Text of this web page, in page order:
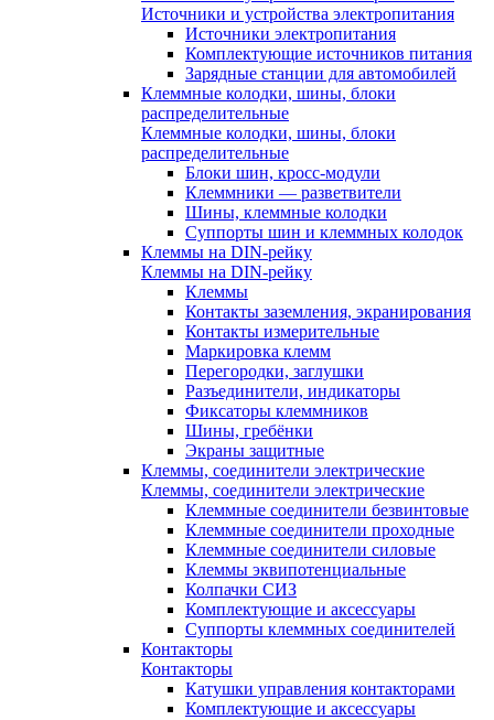
Источники и устройства электропитания
Источники электропитания
Комплектующие источников питания
Зарядные станции для автомобилей
Клеммные колодки, шины, блоки
распределительные
Клеммные колодки, шины, блоки
распределительные
Блоки шин, кросс-модули
Клеммники — разветвители
Шины, клеммные колодки
Суппорты шин и клеммных колодок
Клеммы на DIN-рейку
Клеммы на DIN-рейку
Клеммы
Контакты заземления, экранирования
Контакты измерительные
Маркировка клемм
Перегородки, заглушки
Разъединители, индикаторы
Фиксаторы клеммников
Шины, гребёнки
Экраны защитные
Клеммы, соединители электрические
Клеммы, соединители электрические
Клеммные соединители безвинтовые
Клеммные соединители проходные
Клеммные соединители силовые
Клеммы эквипотенциальные
Колпачки СИЗ
Комплектующие и аксессуары
Суппорты клеммных соединителей
Контакторы
Контакторы
Катушки управления контакторами
Комплектующие и аксессуары